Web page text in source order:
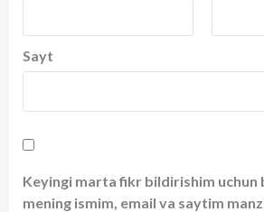
Sayt
Keyingi marta fikr bildirishim uchun
mening ismim, email va saytim